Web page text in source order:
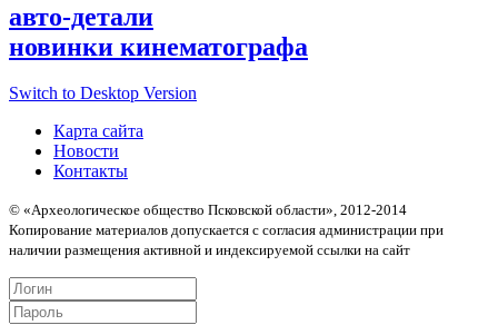
авто-детали
новинки кинематографа
Switch to Desktop Version
Карта сайта
Новости
Контакты
© «Археологическое общество Псковской области», 2012-2014
Копирование материалов допускается с согласия администрации при
наличии размещения активной и индексируемой ссылки на сайт